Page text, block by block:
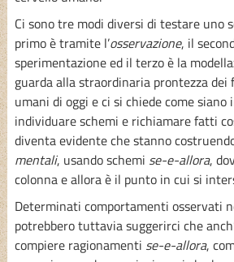
Ci sono tre modi diversi di testare uno
primo è tramite l’osservazione, il
sperimentazione ed il terzo è la
guarda alla straordinaria prontezza
umani di oggi e ci si chiede come siano
individuare schemi e richiamare fatti
diventa evidente che stanno
mentali, usando schemi se-e-allora,
colonna e allora è il punto in cui si
Determinati comportamenti osservati
potrebbero tuttavia suggerirci che
compiere ragionamenti se-e-allora,